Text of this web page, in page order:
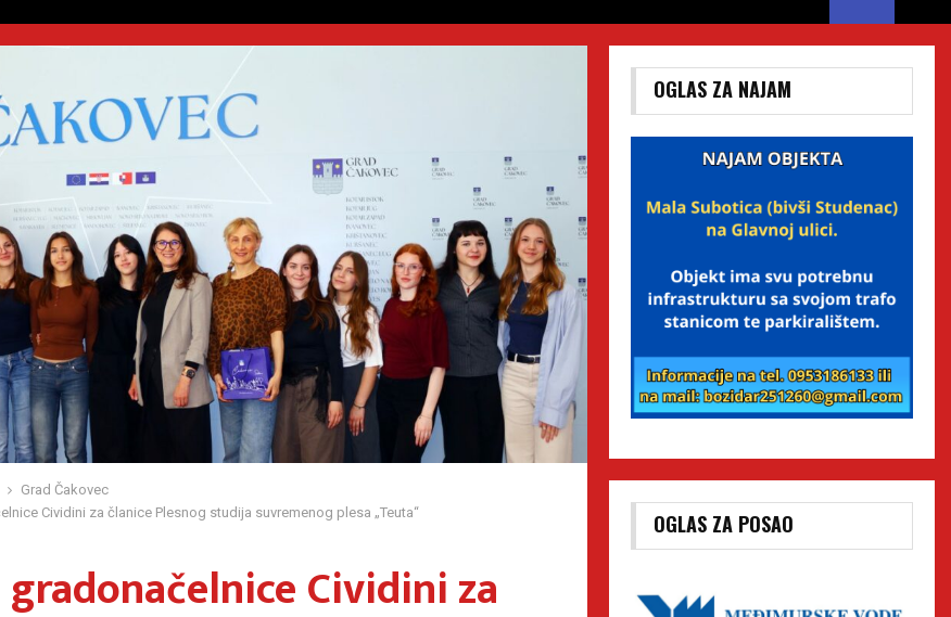
Grad Čakovec
Cividini za članice Plesnog studija suvremenog plesa „Teuta“
Cividini za
OGLAS ZA NAJAM
OGLAS ZA POSAO